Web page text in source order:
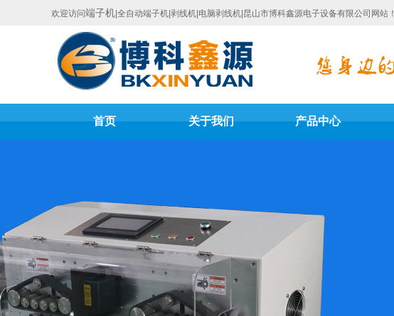
欢迎访问端子机 |全自动端子机|剥线机|电脑剥线机|昆山市博科鑫源电子设备有限公司网站！
首页 关于我们 产品中心